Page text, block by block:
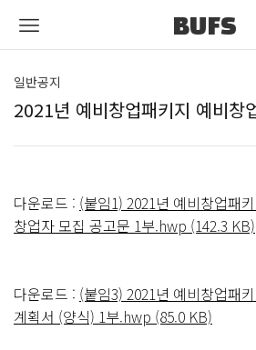
BUFS
일반공지
2021년 예비창업패키지 예비창
다운로드 : (붙임1) 2021년 예비창업패
창업자 모집 공고문 1부.hwp (142.3 KB)
다운로드 : (붙임3) 2021년 예비창업패
계획서 (양식) 1부.hwp (85.0 KB)